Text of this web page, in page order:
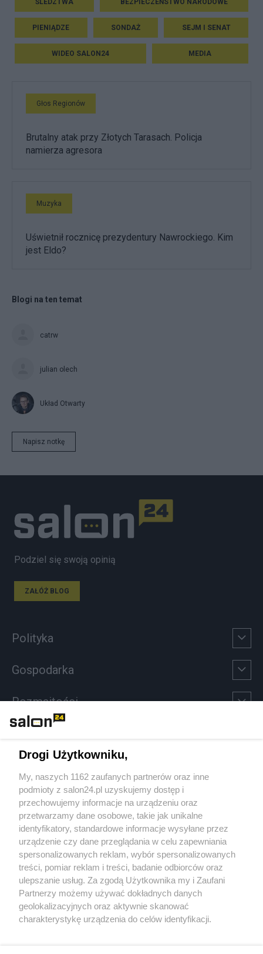
PIENIĄDZE SONDAŻ SEJM I SENAT
WIDEO SALON24 MEDIA
Głos Regionów
Brutalny atak przy Złotych Tarasach. Policja
namierza agresora
Muzyka
Uświetnił rocznicę prezydentury Nawrockiego. Kim
jest Eldo?
Blogi na ten temat
catrw
julian olech
Układ Otwarty
Napisz notkę
Podziel się swoją opinią
ZAŁÓŻ BLOG
Polityka
Gospodarka
Rozmaitości
Sport
Społeczeństwo
Kultura
X Facebook Instagram Youtube
Drogi Użytkowniku,
My, naszych 1162 zaufanych partnerów oraz inne
podmioty z salon24.pl uzyskujemy dostęp i
przechowujemy informacje na urządzeniu oraz
przetwarzamy dane osobowe, takie jak unikalne
identyfikatory, standardowe informacje wysyłane przez
urządzenie czy dane przeglądania w celu zapewniania
spersonalizowanych reklam, wybór spersonalizowanych
treści, pomiar reklam i treści, badanie odbiorców oraz
ulepszanie usług. Za zgodą Użytkownika my i Zaufani
Partnerzy możemy używać dokładnych danych
geolokalizacyjnych oraz aktywnie skanować
charakterystykę urządzenia do celów identyfikacji.